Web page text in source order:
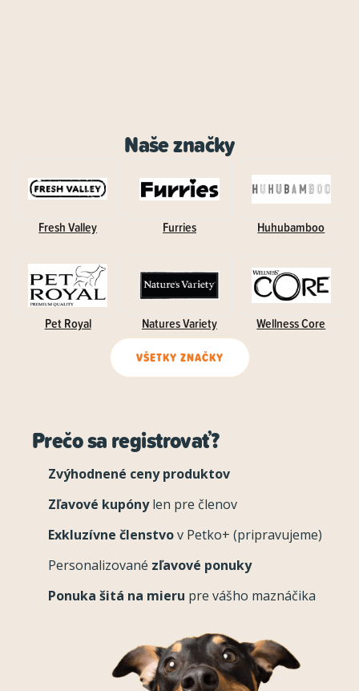
Naše značky
Fresh Valley Furries Huhubamboo
Pet Royal Natures Variety Wellness Core
VŠETKY ZNAČKY
Prečo sa registrovať?
Zvýhodnené ceny produktov
Zľavové kupónylen pre členov
Exkluzívne členstvov Petko+ (pripravujeme)
Personalizované zľavové ponuky
Ponuka šitá na mieru pre vášho maznáčika